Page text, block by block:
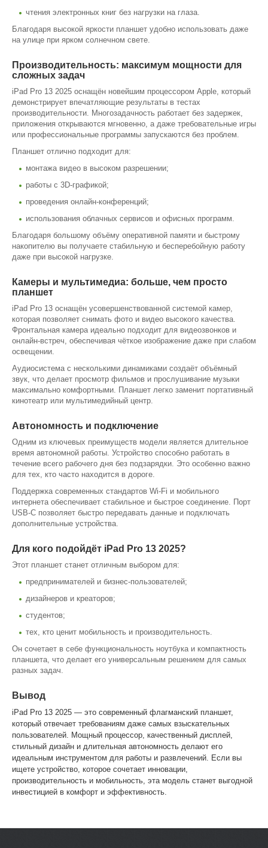
чтения электронных книг без нагрузки на глаза.
Благодаря высокой яркости планшет удобно использовать даже
на улице при ярком солнечном свете.
Производительность: максимум мощности для
сложных задач
iPad Pro 13 2025 оснащён новейшим процессором Apple, который
демонстрирует впечатляющие результаты в тестах
производительности. Многозадачность работает без задержек,
приложения открываются мгновенно, а даже требовательные игры
или профессиональные программы запускаются без проблем.
Планшет отлично подходит для:
монтажа видео в высоком разрешении;
работы с 3D-графикой;
проведения онлайн-конференций;
использования облачных сервисов и офисных программ.
Благодаря большому объёму оперативной памяти и быстрому
накопителю вы получаете стабильную и бесперебойную работу
даже при высокой нагрузке.
Камеры и мультимедиа: больше, чем просто
планшет
iPad Pro 13 оснащён усовершенствованной системой камер,
которая позволяет снимать фото и видео высокого качества.
Фронтальная камера идеально подходит для видеозвонков и
онлайн-встреч, обеспечивая чёткое изображение даже при слабом
освещении.
Аудиосистема с несколькими динамиками создаёт объёмный
звук, что делает просмотр фильмов и прослушивание музыки
максимально комфортными. Планшет легко заменит портативный
кинотеатр или мультимедийный центр.
Автономность и подключение
Одним из ключевых преимуществ модели является длительное
время автономной работы. Устройство способно работать в
течение всего рабочего дня без подзарядки. Это особенно важно
для тех, кто часто находится в дороге.
Поддержка современных стандартов Wi-Fi и мобильного
интернета обеспечивает стабильное и быстрое соединение. Порт
USB-C позволяет быстро передавать данные и подключать
дополнительные устройства.
Для кого подойдёт iPad Pro 13 2025?
Этот планшет станет отличным выбором для:
предпринимателей и бизнес-пользователей;
дизайнеров и креаторов;
студентов;
тех, кто ценит мобильность и производительность.
Он сочетает в себе функциональность ноутбука и компактность
планшета, что делает его универсальным решением для самых
разных задач.
Вывод
iPad Pro 13 2025 — это современный флагманский планшет,
который отвечает требованиям даже самых взыскательных
пользователей. Мощный процессор, качественный дисплей,
стильный дизайн и длительная автономность делают его
идеальным инструментом для работы и развлечений. Если вы
ищете устройство, которое сочетает инновации,
производительность и мобильность, эта модель станет выгодной
инвестицией в комфорт и эффективность.